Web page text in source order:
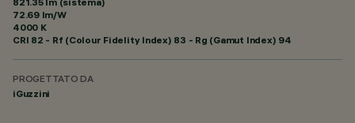
72.69 lm/W
4000 K
CRI 82 - Rf (Colour Fidelity Index) 83 - Rg (Gamut Index) 94
PROGETTATO DA
iGuzzini